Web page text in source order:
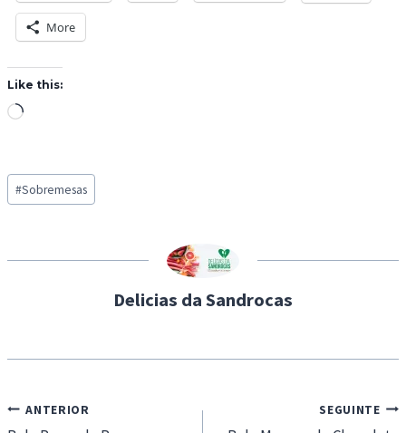
More
Like this:
L
d
i
g
Post
Tags:
#Sobremesas
Delicias da Sandrocas
Navegação
ANTERIOR SEGUINTE